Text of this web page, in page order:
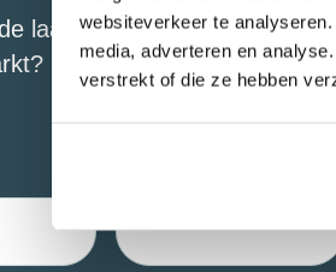
websiteverkeer te
media, adverteren en
verstrekt of die ze hebben
laatste update rondom